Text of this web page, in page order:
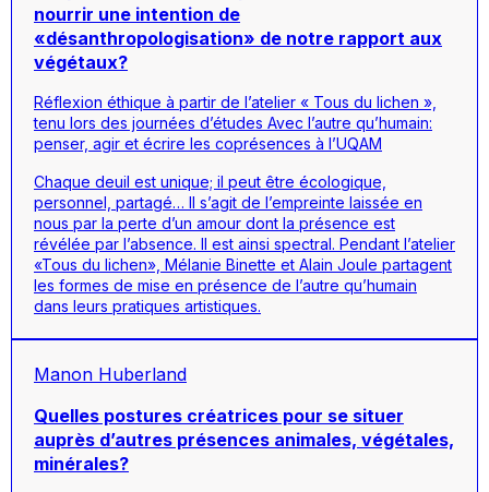
nourrir une intention de
«désanthropologisation» de notre rapport aux
végétaux?
Réflexion éthique à partir de l’atelier « Tous du lichen »,
tenu lors des journées d’études Avec l’autre qu’humain:
penser, agir et écrire les coprésences à l’UQAM
Chaque deuil est unique; il peut être écologique,
personnel, partagé… Il s’agit de l’empreinte laissée en
nous par la perte d’un amour dont la présence est
révélée par l’absence. Il est ainsi spectral. Pendant l’atelier
«Tous du lichen», Mélanie Binette et Alain Joule partagent
les formes de mise en présence de l’autre qu’humain
dans leurs pratiques artistiques.
Manon Huberland
Quelles postures créatrices pour se situer
auprès d’autres présences animales, végétales,
minérales?